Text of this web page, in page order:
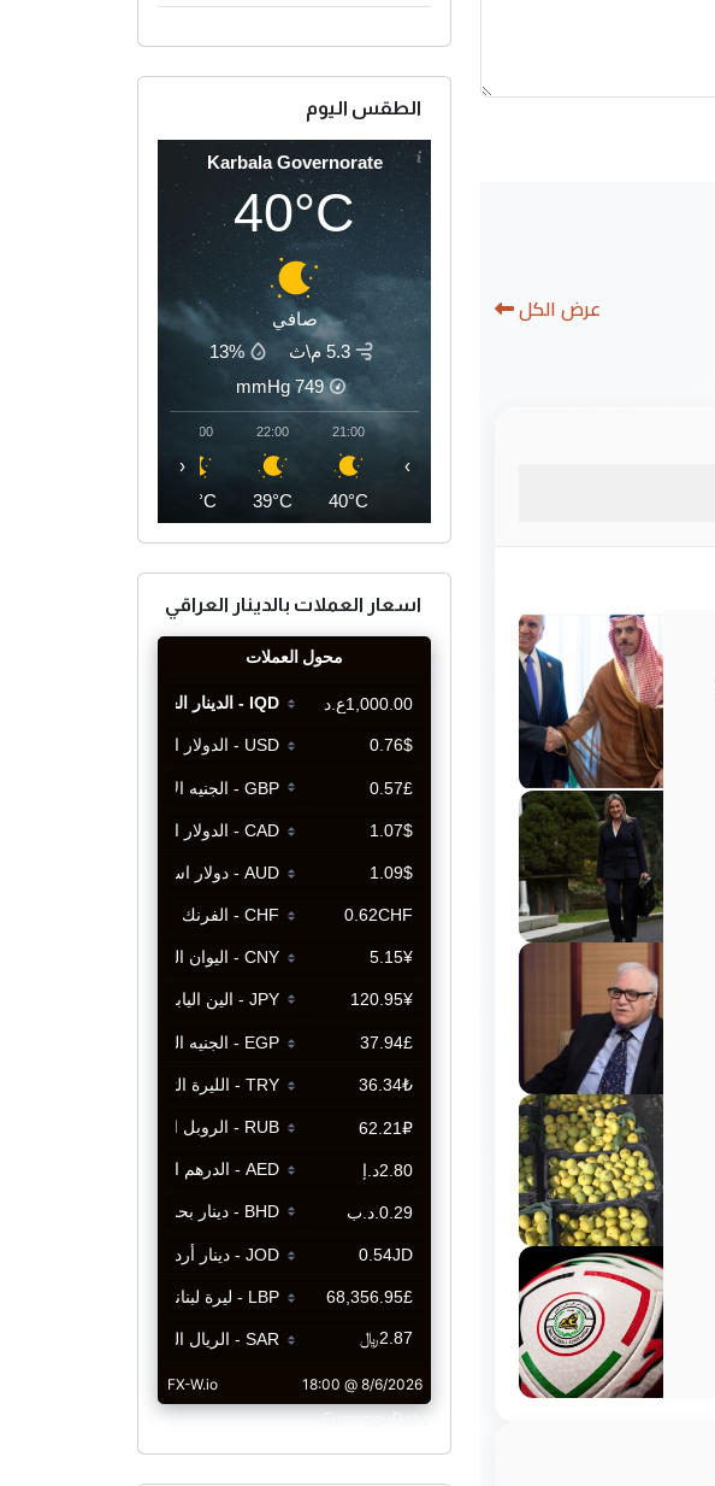
عرض الكل
الطقس اليوم
Karbala Governorate
40°C
صافي
5.3 م\ث
13%
749
mmHg
21:00
40°C
22:00
39°C
23:00
37°C
‹ ›
اسعار العملات بالدينار العراقي
CurrencyRate